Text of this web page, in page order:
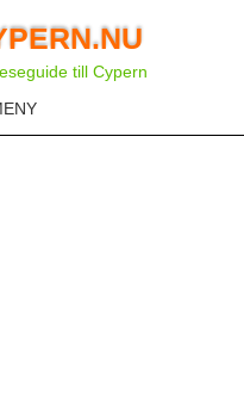
till Cypern